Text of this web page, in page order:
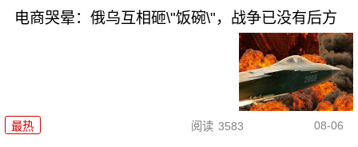
电商哭晕：俄乌互相砸\"饭碗\"，战争已没有后方
最热 阅读 3583 08-06